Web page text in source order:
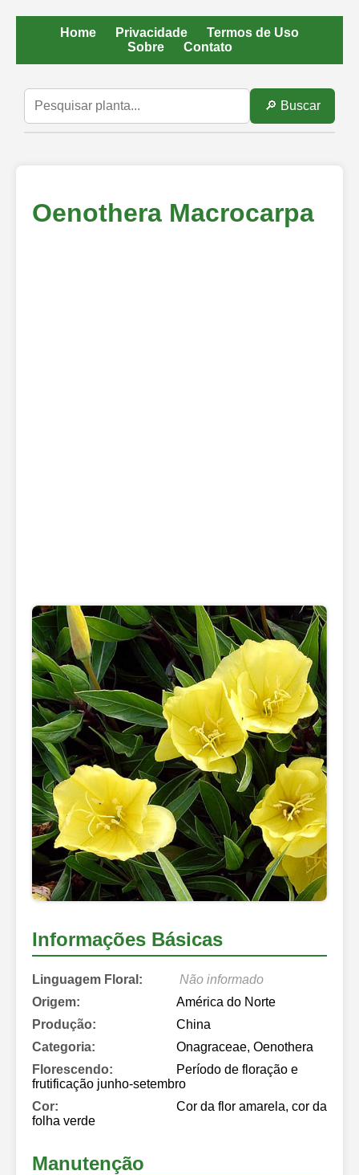
Home Privacidade
Termos de Uso
Sobre
Contato
🔎 Buscar
Oenothera Macrocarpa
Informações Básicas
Linguagem Floral:
Não informado
Origem:
América do Norte
Produção:
China
Categoria:
Onagraceae, Oenothera
Florescendo:
Período de floração e
frutificação junho-setembro
Cor:
Cor da flor amarela, cor da
folha verde
Manutenção